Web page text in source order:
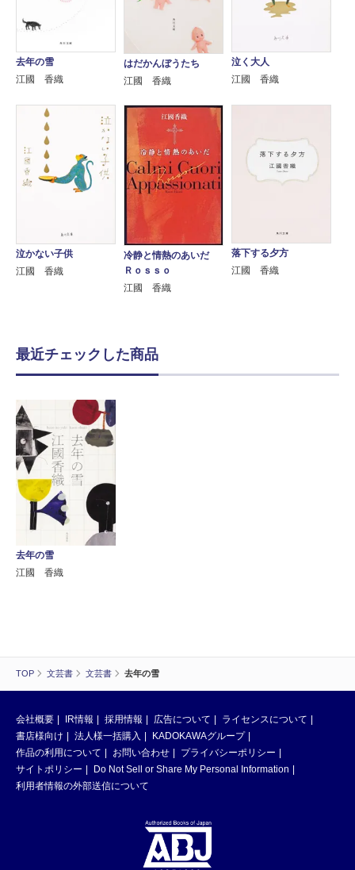
TOP 文芸書 文芸書 去年の雪
去年の雪
江國 香織
はだかんぼうたち
江國 香織
泣く大人
江國 香織
泣かない子供
江國 香織
冷静と情熱のあいだ
Ｒｏｓｓｏ
江國 香織
落下する夕方
江國 香織
最近チェックした商品
去年の雪
江國 香織
会社概要 IR情報 採用情報 広告について
ライセンスについて
書店様向け
法人様一括購入
KADOKAWAグループ
作品の利用について
お問い合わせ
プライバシーポリシー
サイトポリシー
Do Not Sell or Share My Personal Information
利用者情報の外部送信について